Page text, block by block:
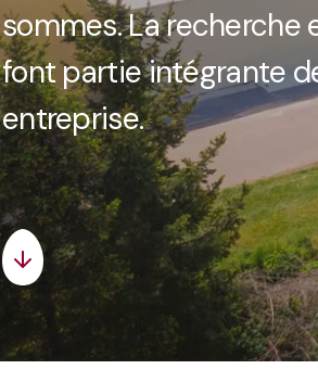
sommes. La
font partie intégrante
entreprise.